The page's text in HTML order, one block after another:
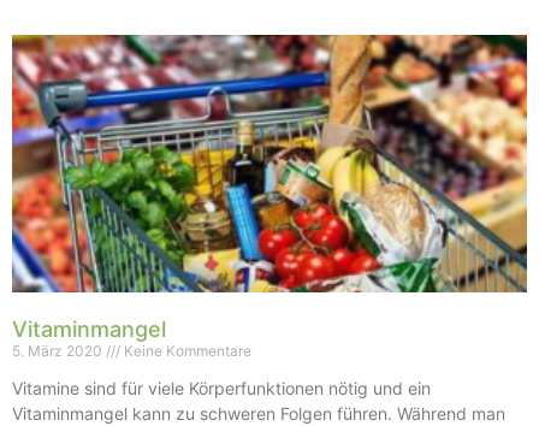
Vitaminmangel
5. März 2020 Keine Kommentare
Vitamine sind für viele Körperfunktionen nötig und ein
Vitaminmangel kann zu schweren Folgen führen. Während man